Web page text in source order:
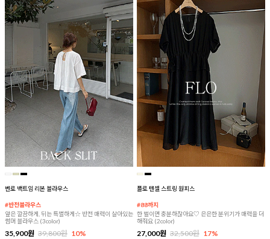
벤로 백트임 리본 블라우스
#반전블라우스
앞은 깔끔하게, 뒤는 특별하게☆ 반전 매력이 살아있는
썸머 블라우스 (3color)
35,900원 39,800원 10%
플로 텐셀 스트링 원피스
#88까지
한 벌이면 충분하잖아요♡ 은은한 분위기가 매력을 더
해줘요 (2color)
27,000원 32,500원 17%